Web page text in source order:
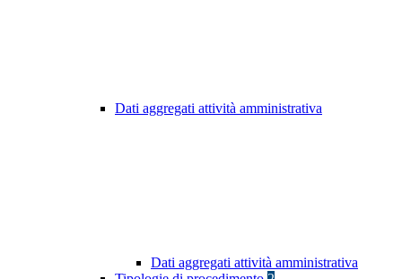
Dati aggregati attività amministrativa
Dati aggregati attività amministrativa